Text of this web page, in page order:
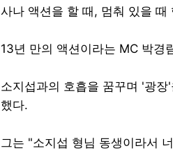
사나 액션을 할 때, 멈춰 있을
13년 만의 액션이라는 MC 박경
소지섭과의 호흡을 꿈꾸며 '광
했다.
그는 "소지섭 형님 동생이라서